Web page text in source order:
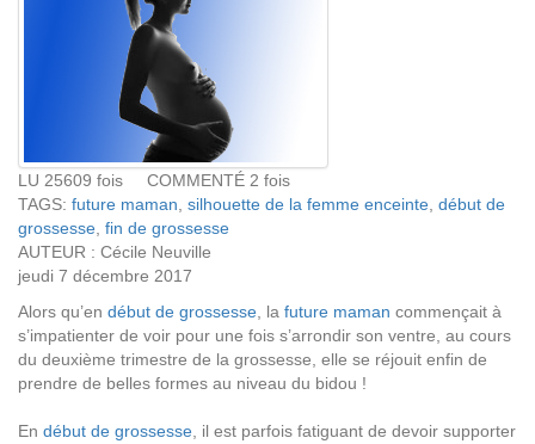
LU 25609 fois COMMENTÉ 2 fois
TAGS: future maman silhouette de la femme enceinte début de
grossesse fin de grossesse
AUTEUR : Cécile Neuville
jeudi 7 décembre 2017
Alors qu’en début de grossesse , la future maman commençait à
s’impatienter de voir pour une fois s’arrondir son ventre, au cours
du deuxième trimestre de la grossesse, elle se réjouit enfin de
prendre de belles formes au niveau du bidou !
En début de grossesse , il est parfois fatiguant de devoir supporter